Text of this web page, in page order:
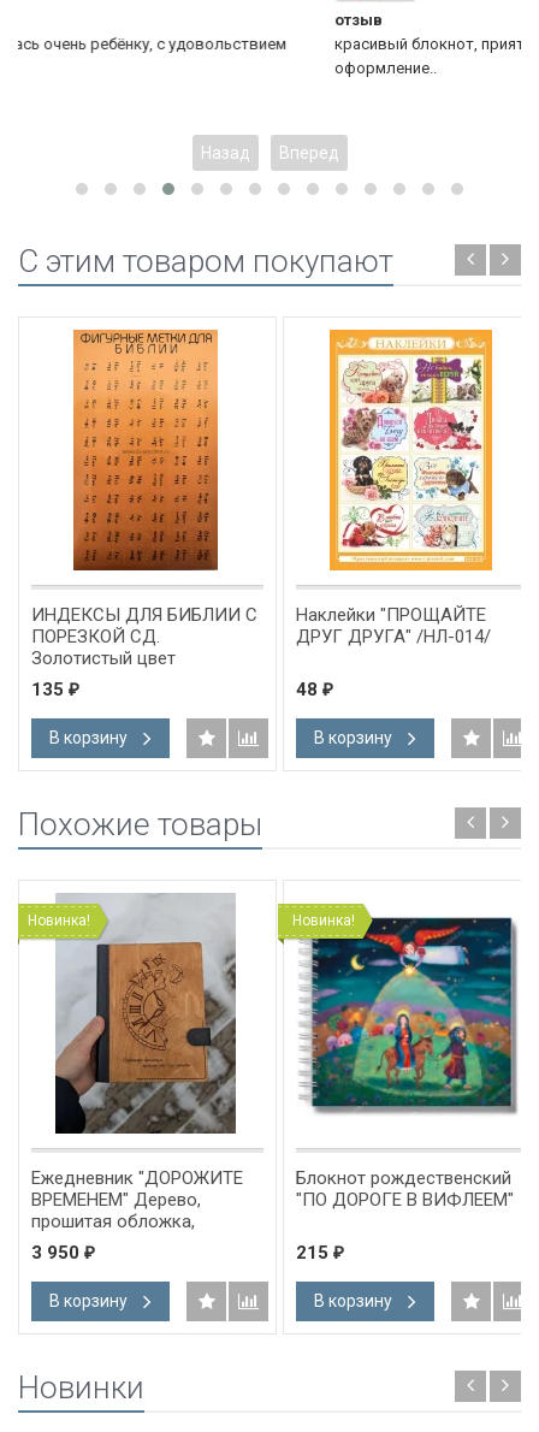
красивый блокнот, приятно иметь всегда под рукой,
Назад Вперед
C этим товаром покупают
ИНДЕКСЫ ДЛЯ БИБЛИИ С
ПОРЕЗКОЙ СД.
Золотистый цвет
135 ₽
В корзину
Наклейки "ПРОЩАЙТЕ
ДРУГ ДРУГА" /НЛ-014/
48 ₽
В корзину
Похожие товары
Новинка!
Ежедневник "ДОРОЖИТЕ
ВРЕМЕНЕМ" Дерево,
прошитая обложка,
застежка, карманы,
магнитная кнопка /22х16,5
см/ 2
3 950 ₽
В корзину
Новинка!
Блокнот рождественский
"ПО ДОРОГЕ В ВИФЛЕЕМ"
215 ₽
В корзину
Новинки